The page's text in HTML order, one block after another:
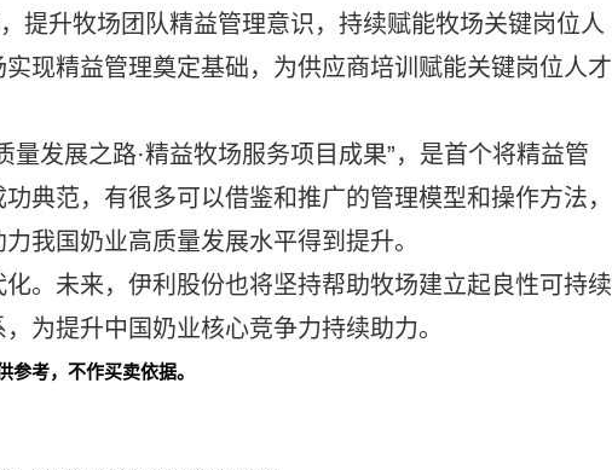
提升牧场团队精益管理意识，持续赋能牧场关键岗位人
实现精益管理奠定基础，为供应商培训赋能关键岗位人才
量发展之路·精益牧场服务项目成果”，是首个将精益管
典范，有很多可以借鉴和推广的管理模型和操作方法，
我国奶业高质量发展水平得到提升。
。未来，伊利股份也将坚持帮助牧场建立起良性可持续
为提升中国奶业核心竞争力持续助力。
考，不作买卖依据。